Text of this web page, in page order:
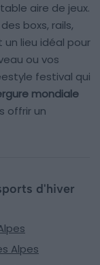
aire de jeux.
boxs, rails,
lieu idéal pour
ou vos
festival qui
mondiale
offrir un
d'hiver
Alpes